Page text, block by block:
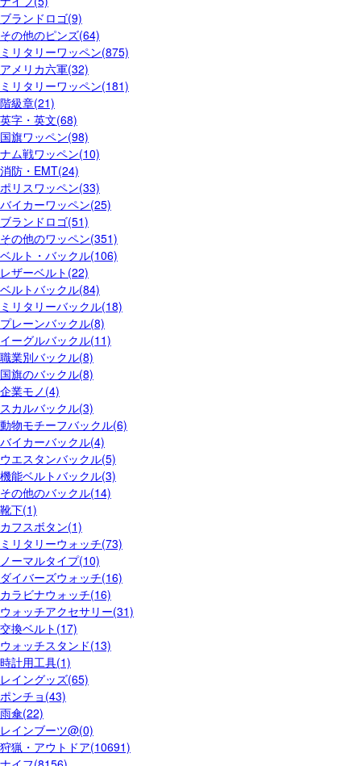
ブランドロゴ(9)
その他のピンズ(64)
ミリタリーワッペン(875)
アメリカ六軍(32)
ミリタリーワッペン(181)
階級章(21)
英字・英文(68)
国旗ワッペン(98)
ナム戦ワッペン(10)
消防・EMT(24)
ポリスワッペン(33)
バイカーワッペン(25)
ブランドロゴ(51)
その他のワッペン(351)
ベルト・バックル(106)
レザーベルト(22)
ベルトバックル(84)
ミリタリーバックル(18)
プレーンバックル(8)
イーグルバックル(11)
職業別バックル(8)
国旗のバックル(8)
企業モノ(4)
スカルバックル(3)
動物モチーフバックル(6)
バイカーバックル(4)
ウエスタンバックル(5)
機能ベルトバックル(3)
その他のバックル(14)
靴下(1)
カフスボタン(1)
ミリタリーウォッチ(73)
ノーマルタイプ(10)
ダイバーズウォッチ(16)
カラビナウォッチ(16)
ウォッチアクセサリー(31)
交換ベルト(17)
ウォッチスタンド(13)
時計用工具(1)
レイングッズ(65)
ポンチョ(43)
雨傘(22)
レインブーツ@(0)
狩猟・アウトドア(10691)